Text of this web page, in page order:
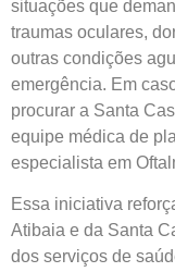
situações que
traumas oculares,
outras condições
emergência. Em
procurar a Santa
equipe médica de
especialista em
Essa iniciativa
Atibaia e da Santa
dos serviços de